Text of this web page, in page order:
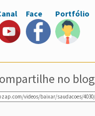
Face Portfólio
no blog